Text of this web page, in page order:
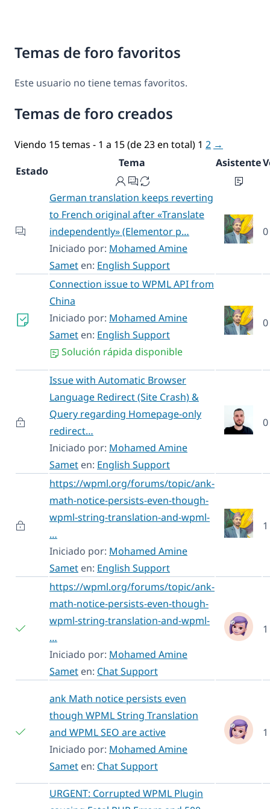
Temas de foro favoritos
Este usuario no tiene temas favoritos.
Temas de foro creados
Viendo 15 temas - 1 a 15 (de 23 en total) 1 2 →
Estado
Tema Asistente
German translation keeps reverting
to French original after «Translate
independently» (Elementor p…
Iniciado por: Mohamed Amine
Samet en: English Support
0
Connection issue to WPML API from
China
Iniciado por: Mohamed Amine
Samet en: English Support
Solución rápida disponible
0
Issue with Automatic Browser
Language Redirect (Site Crash) &
Query regarding Homepage-only
redirect…
Iniciado por: Mohamed Amine
Samet en: English Support
0
https://wpml.org/forums/topic/ank-
math-notice-persists-even-though-
wpml-string-translation-and-wpml-
…
Iniciado por: Mohamed Amine
Samet en: English Support
1
https://wpml.org/forums/topic/ank-
math-notice-persists-even-though-
wpml-string-translation-and-wpml-
…
Iniciado por: Mohamed Amine
Samet en: Chat Support
1
ank Math notice persists even
though WPML String Translation
and WPML SEO are active
Iniciado por: Mohamed Amine
Samet en: Chat Support
1
URGENT: Corrupted WPML Plugin